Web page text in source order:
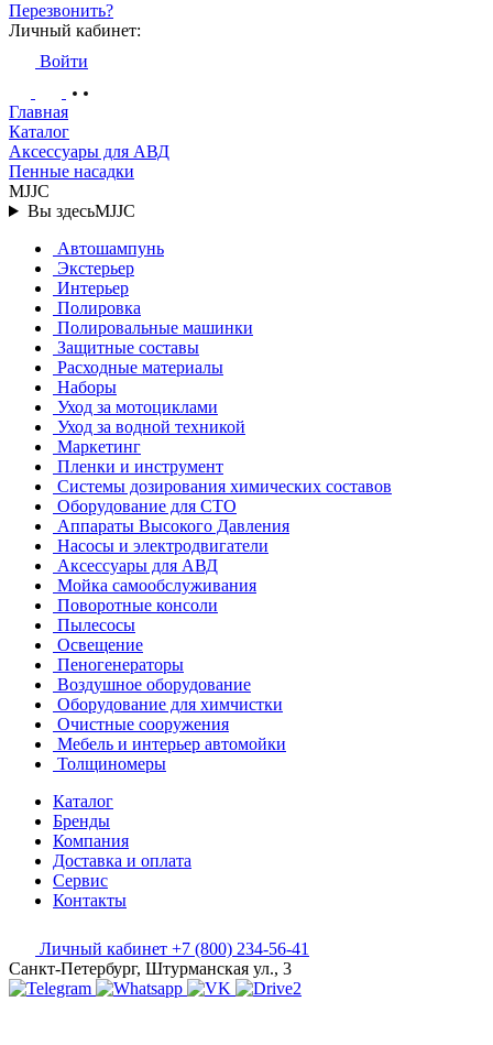
Перезвонить?
Личный кабинет:
Войти
Главная
Каталог
Аксессуары для АВД
Пенные насадки
MJJC
Вы здесьMJJC
Автошампунь
Экстерьер
Интерьер
Полировка
Полировальные машинки
Защитные составы
Расходные материалы
Наборы
Уход за мотоциклами
Уход за водной техникой
Маркетинг
Пленки и инструмент
Системы дозирования химических составов
Оборудование для СТО
Аппараты Высокого Давления
Насосы и электродвигатели
Аксессуары для АВД
Мойка самообслуживания
Поворотные консоли
Пылесосы
Освещение
Пеногенераторы
Воздушное оборудование
Оборудование для химчистки
Очистные сооружения
Мебель и интерьер автомойки
Толщиномеры
Каталог
Бренды
Компания
Доставка и оплата
Сервис
Контакты
Личный кабинет +7 (800) 234-56-41
Санкт-Петербург, Штурманская ул., 3